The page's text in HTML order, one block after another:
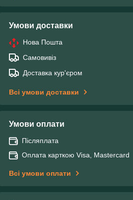
Умови доставки
Нова Пошта
Самовивіз
Доставка кур'єром
Всі умови доставки
Умови оплати
Післяплата
Оплата карткою Visa, Mastercard
Всі умови оплати